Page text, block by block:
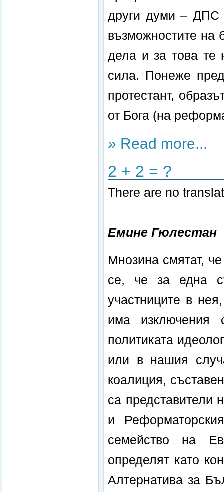
други думи – ДПС
възможностите на
дела и за това те
сила. Понеже
протестант,
от Бога (на
» Read more...
2 + 2 = ?
There are no
Емине Гюлестан
Мнозина смятат,
се, че за една
участниците в
има изключения
политиката
или в нашия
коалиция,
са представители
и
семейство на
определят като
Алтернатива за